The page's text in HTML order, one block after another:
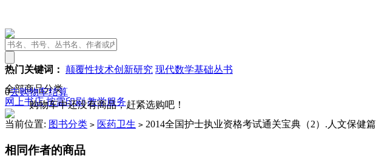
热门关键词： 颠覆性技术创新研究 现代数学基础丛书
0去购物车结算
购物车中还没有商品，赶紧选购吧！
全部商品分类
网上书店按需印刷 教学服务
当前位置: 图书分类 > 医药卫生 > 2014全国护士执业资格考试通关宝典（2）.人文保健篇
相同作者的商品